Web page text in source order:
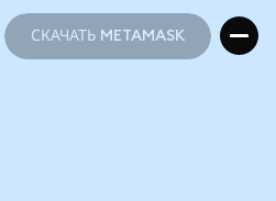
СКАЧАТЬ METAMASK